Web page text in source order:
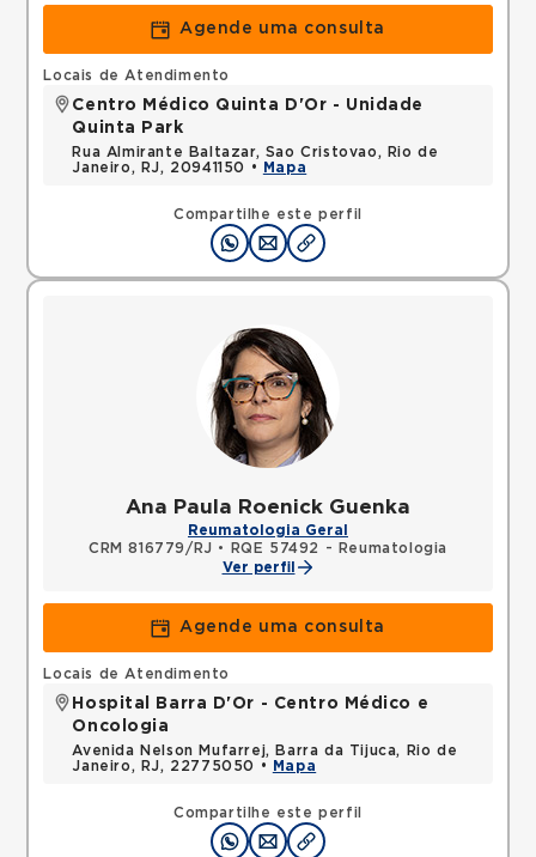
Agende uma consulta
Compartilhe este perfil
Locais de Atendimento
Centro Médico Quinta D'Or - Unidade
Quinta Park
Rua Almirante Baltazar, Sao Cristovao, Rio de
Janeiro, RJ, 20941150 •
Mapa
Ana Paula Roenick Guenka
Reumatologia Geral
CRM 816779/RJ •
RQE 57492 - Reumatologia
Ver perfil
Agende uma consulta
Compartilhe este perfil
Locais de Atendimento
Hospital Barra D'Or - Centro Médico e
Oncologia
Avenida Nelson Mufarrej, Barra da Tijuca, Rio de
Janeiro, RJ, 22775050 •
Mapa